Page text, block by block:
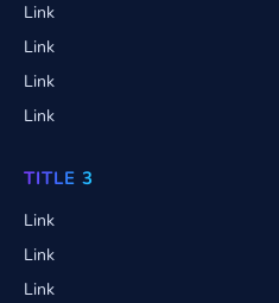
Link
Link
Link
Link
TITLE 3
Link
Link
Link